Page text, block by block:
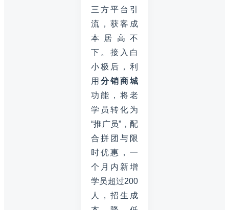
三方平台引
流，获客成
本居高不
下。接入白
小极后，利
用 分销商城
功能，将老
学员转化为
“推广员”，配
合拼团与限
时优惠，一
个月内新增
学员超过200
人，招生成